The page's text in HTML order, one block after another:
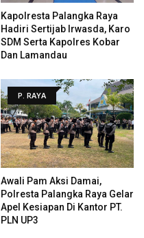
Kapolresta Palangka Raya
Hadiri Sertijab Irwasda, Karo
SDM Serta Kapolres Kobar
Dan Lamandau
P. RAYA
Awali Pam Aksi Damai,
Polresta Palangka Raya Gelar
Apel Kesiapan Di Kantor PT.
PLN UP3